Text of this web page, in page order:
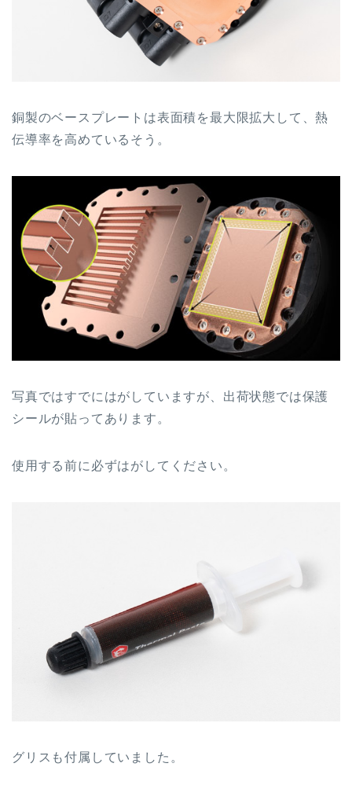
銅製のベースプレートは表面積を最大限拡大して、熱
伝導率を高めているそう。
写真ではすでにはがしていますが、出荷状態では保護
シールが貼ってあります。
使用する前に必ずはがしてください。
グリスも付属していました。